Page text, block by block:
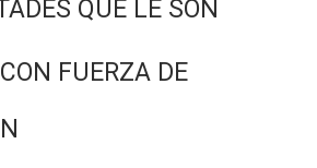
QUE LE SON
FUERZA DE